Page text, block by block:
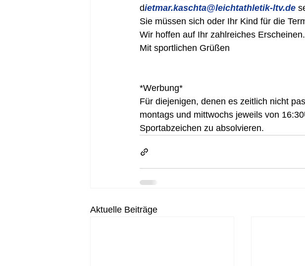
dietmar.kaschta@leichtathletik-ltv.de
Sie müssen sich oder Ihr Kind für die
Wir hoffen auf Ihr zahlreiches Erscheinen.
Mit sportlichen Grüßen
*Werbung*
Für diejenigen, denen es zeitlich nicht
montags und mittwochs jeweils von
Sportabzeichen zu absolvieren.
Aktuelle Beiträge